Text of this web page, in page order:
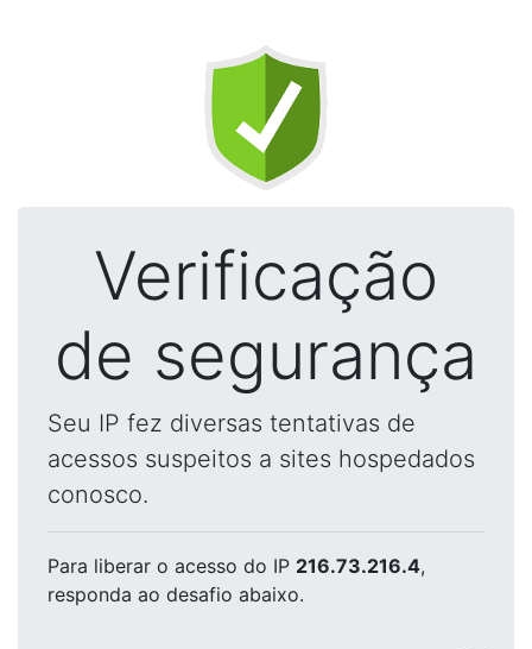
Verificação
de segurança
Seu IP fez diversas tentativas de
acessos suspeitos a sites hospedados
conosco.
Para liberar o acesso do IP 216.73.216.4,
responda ao desafio abaixo.